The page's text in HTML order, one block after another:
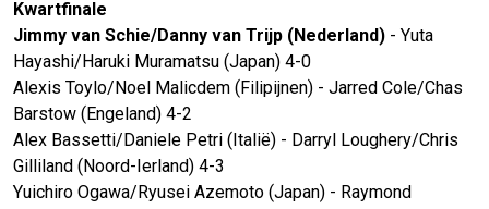
Kwartfinale
Jimmy van Schie/Danny van Trijp (Nederland) - Yuta
Hayashi/Haruki Muramatsu (Japan) 4-0
Alexis Toylo/Noel Malicdem (Filipijnen) - Jarred Cole/Chas
Barstow (Engeland) 4-2
Alex Bassetti/Daniele Petri (Italië) - Darryl Loughery/Chris
Gilliland (Noord-Ierland) 4-3
Yuichiro Ogawa/Ryusei Azemoto (Japan) - Raymond